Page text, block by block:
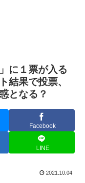
に１票が入る
結果で投票、
となる？
Facebook
LINE
2021.10.04